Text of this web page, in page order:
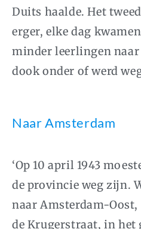
Duits haalde. Het
erger, elke dag
minder leerlingen naar
dook onder of werd
Naar Amsterdam
‘Op 10 april 1943
de provincie weg zijn.
naar Amsterdam-
de Krugerstraat, in het